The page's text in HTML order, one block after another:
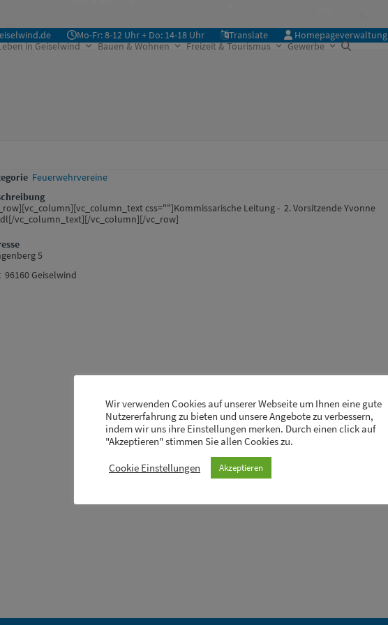
Mo-Fr: 8-12 Uhr + Do: 14-18 Uhr Translate
Homepageverwaltung
in Geiselwind Bauen & Wohnen Freizeit & Tourismus Gewerbe
Feuerwehrvereine
css=""]Kommissarische Leitung - 2. Vorsitzende Yvonne
vc_column_text][/vc_column][/vc_row]
5
96160 Geiselwind
Wir verwenden Cookies auf unserer Webseite um Ihnen eine gute
Nutzererfahrung zu bieten und unsere Angebote zu verbessern,
indem wir uns ihre Einstellungen merken. Durch einen click auf
"Akzeptieren" stimmen Sie allen Cookies zu.
Cookie Einstellungen Akzeptieren